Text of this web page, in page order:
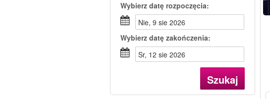
Wybierz datę rozpoczęcia:
nie, 9 sie 2026
Wybierz datę zakończenia:
sr, 12 sie 2026
Szukaj